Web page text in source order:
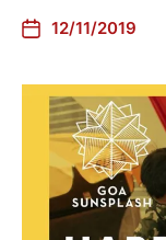
12/11/2019